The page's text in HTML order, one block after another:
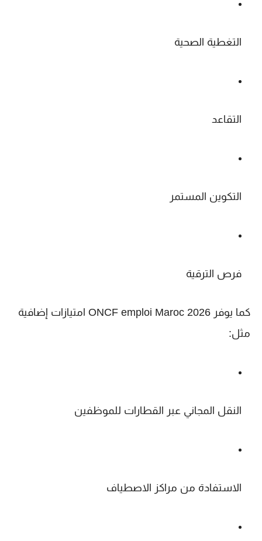
التغطية الصحية
التقاعد
التكوين المستمر
فرص الترقية
كما يوفر ONCF emploi Maroc 2026 امتيازات إضافية
مثل:
النقل المجاني عبر القطارات للموظفين
الاستفادة من مراكز الاصطياف